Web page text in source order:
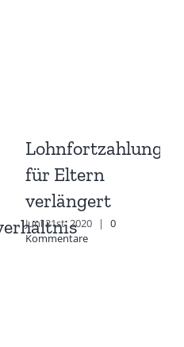
Lohnfortzahlung
für Eltern
verlängert
Juni 21st, 2020 |
0
Kommentare